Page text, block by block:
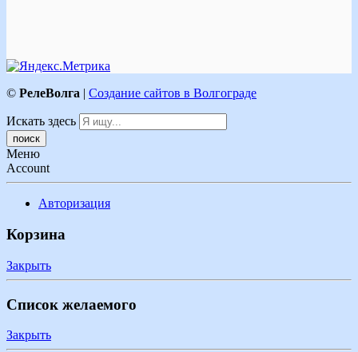
© РелеВолга Создание сайтов в Волгограде
Искать здесь
Меню
Account
Авторизация
Корзина
Закрыть
Список желаемого
Закрыть